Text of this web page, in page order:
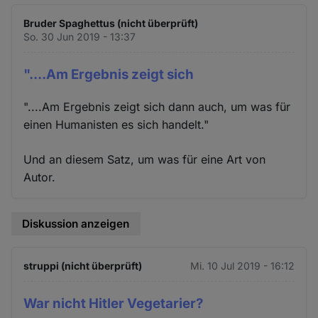
Bruder Spaghettus (nicht überprüft)
So. 30 Jun 2019 - 13:37
"....Am Ergebnis zeigt sich
"....Am Ergebnis zeigt sich dann auch, um was für
einen Humanisten es sich handelt."
Und an diesem Satz, um was für eine Art von
Autor.
Diskussion anzeigen
struppi (nicht überprüft) Mi. 10 Jul 2019 - 16:12
War nicht Hitler Vegetarier?